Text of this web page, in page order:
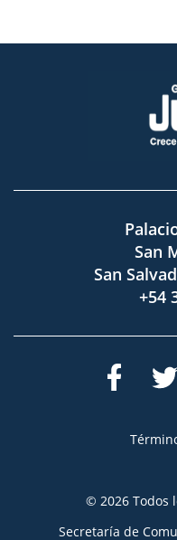
San
San
+54
© 2026 Todos
Secretaría de